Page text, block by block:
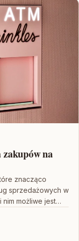
zakupów na
znacząco
sprzedażowych w
możliwe jest